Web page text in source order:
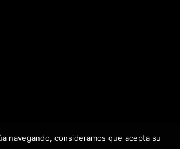
navegando, consideramos que acepta su